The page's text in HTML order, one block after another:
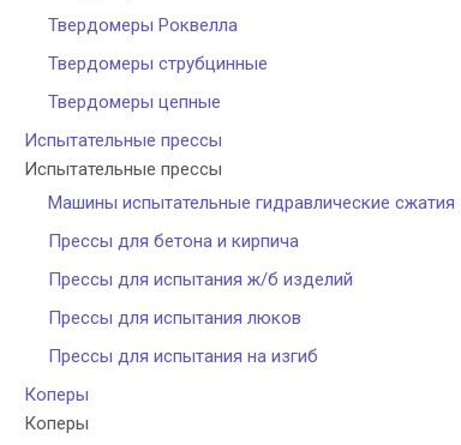
Твердомеры Роквелла
Твердомеры струбцинные
Твердомеры цепные
Испытательные прессы
Испытательные прессы
Машины испытательные гидравлические сжатия
Прессы для бетона и кирпича
Прессы для испытания ж/б изделий
Прессы для испытания люков
Прессы для испытания на изгиб
Коперы
Коперы